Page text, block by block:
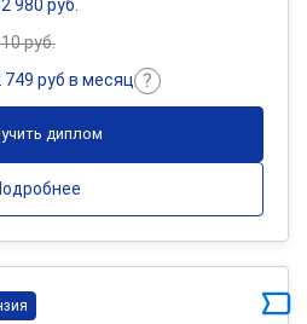
980 руб.
руб.
749 руб в месяц
диплом